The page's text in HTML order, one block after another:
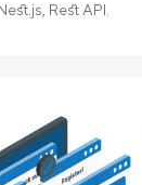
Rest API.